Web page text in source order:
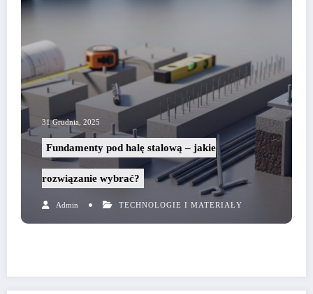
31 Grudnia, 2025
Fundamenty pod halę stalową – jakie
rozwiązanie wybrać?
Admin TECHNOLOGIE I MATERIAŁY